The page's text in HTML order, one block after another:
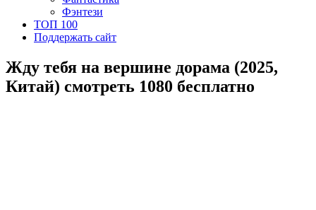
Фэнтези
ТОП 100
Поддержать сайт
Жду тебя на вершине дорама (2025,
Китай) смотреть 1080 бесплатно